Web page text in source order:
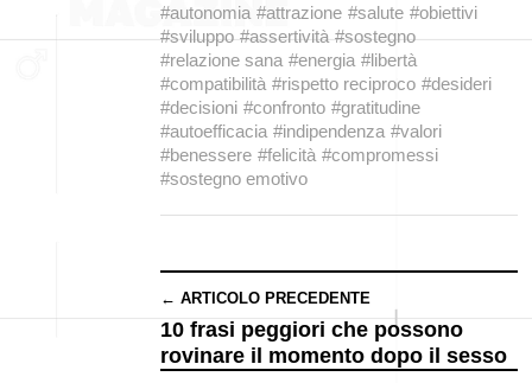
#autonomia #attrazione #salute #obiettivi
#sviluppo #assertività #sostegno
#relazione sana #energia #libertà
#compatibilità #rispetto reciproco #desideri
#decisioni #confronto #gratitudine
#autoefficacia #indipendenza #valori
#benessere #felicità #compromessi
#sostegno emotivo
← ARTICOLO PRECEDENTE
10 frasi peggiori che possono
rovinare il momento dopo il sesso